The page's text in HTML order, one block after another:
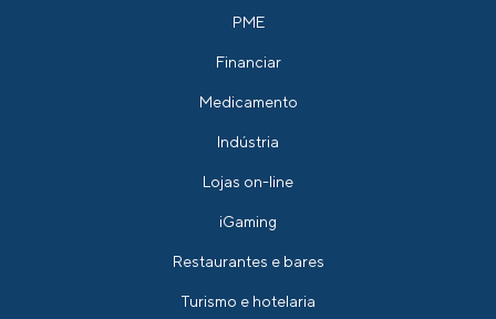
PME
Financiar
Medicamento
Indústria
Lojas on-line
iGaming
Restaurantes e bares
Turismo e hotelaria